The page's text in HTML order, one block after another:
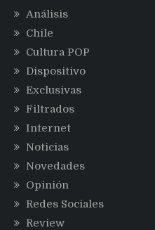
Análisis
Chile
Cultura POP
Dispositivo
Exclusivas
Filtrados
Internet
Noticias
Novedades
Opinión
Redes Sociales
Review